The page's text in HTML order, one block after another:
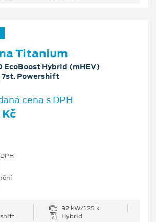
Titanium
EcoBoost Hybrid (mHEV)
7st. Powershift
cena s DPH
92 kW/125 k
Hybrid